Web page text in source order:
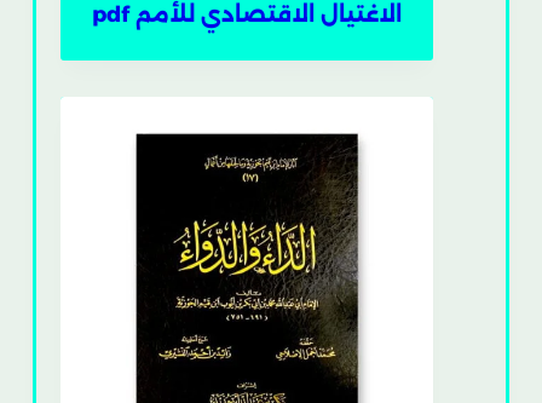
الاغتيال الاقتصادي للأمم pdf